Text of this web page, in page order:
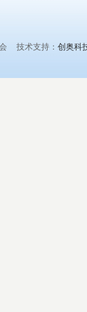
技术支持： 创奥科